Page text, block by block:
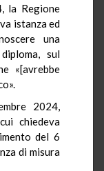
la Regione
istanza ed
una
sul
«[avrebbe
2024,
chiedeva
del 6
di misura